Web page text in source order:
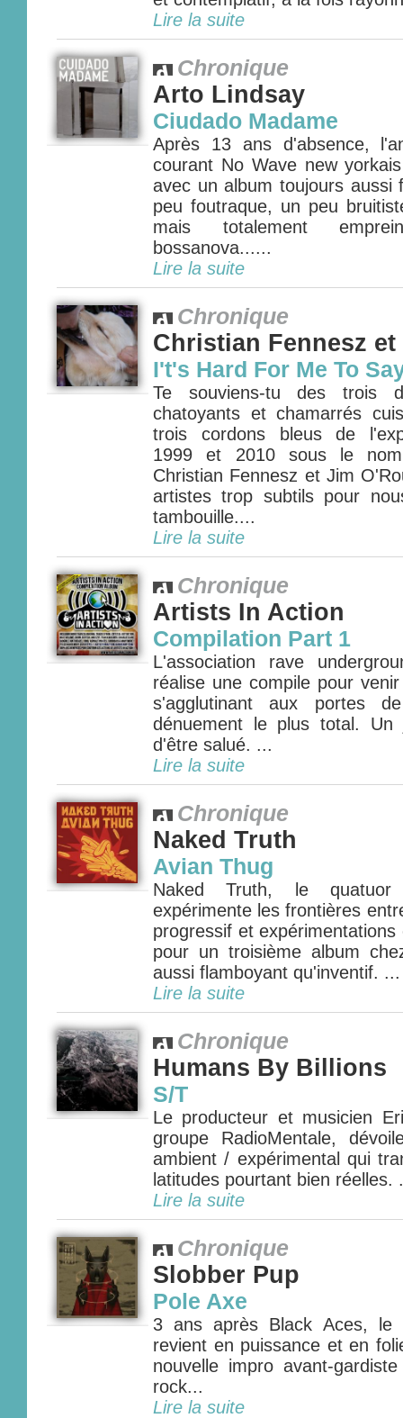
Lire la suite
Chronique
Arto Lindsay
Ciudado Madame
Après 13 ans d'absence,
courant No Wave new
avec un album toujours aussi
peu foutraque, un peu
mais totalement
bossanova......
Lire la suite
Chronique
Christian Fennesz
I't's Hard For Me To
Te souviens-tu des trois
chatoyants et chamarrés
trois cordons bleus de
1999 et 2010 sous le
Christian Fennesz et Jim
artistes trop subtils pour
tambouille....
Lire la suite
Chronique
Artists In Action
Compilation Part 1
L'association rave
réalise une compile pour
s'agglutinant aux portes
dénuement le plus total.
d'être salué. ...
Lire la suite
Chronique
Naked Truth
Avian Thug
Naked Truth, le quatuor
expérimente les frontières
progressif et
pour un troisième album
aussi flamboyant qu'inventif. ...
Lire la suite
Chronique
Humans By Billions
S/T
Le producteur et musicien
groupe RadioMentale,
ambient / expérimental qui
latitudes pourtant bien réelles.
Lire la suite
Chronique
Slobber Pup
Pole Axe
3 ans après Black Aces, le
revient en puissance et en
nouvelle impro avant-
rock...
Lire la suite